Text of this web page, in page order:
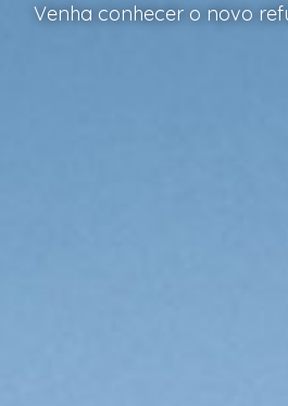
Venha conhecer o novo